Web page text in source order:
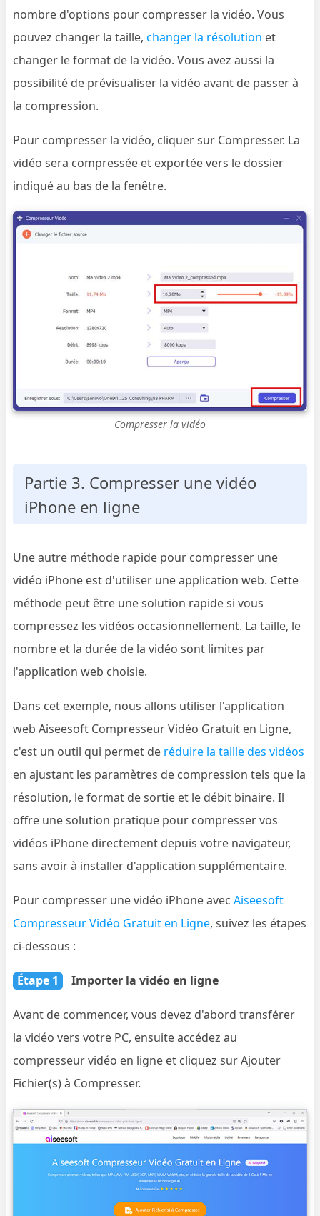
nombre d'options pour compresser la vidéo. Vous
pouvez changer la taille,changer la résolution et
changer le format de la vidéo. Vous avez aussi la
possibilité de prévisualiser la vidéo avant de passer à
la compression.
Pour compresser la vidéo, cliquer sur Compresser. La
vidéo sera compressée et exportée vers le dossier
indiqué au bas de la fenêtre.
Compresser la vidéo
Partie 3. Compresser une vidéo
iPhone en ligne
Une autre méthode rapide pour compresser une
vidéo iPhone est d'utiliser une application web. Cette
méthode peut être une solution rapide si vous
compressez les vidéos occasionnellement. La taille, le
nombre et la durée de la vidéo sont limites par
l'application web choisie.
Dans cet exemple, nous allons utiliser l'application
web Aiseesoft Compresseur Vidéo Gratuit en Ligne,
c'est un outil qui permet de réduire la taille des vidéos
en ajustant les paramètres de compression tels que la
résolution, le format de sortie et le débit binaire. Il
offre une solution pratique pour compresser vos
vidéos iPhone directement depuis votre navigateur,
sans avoir à installer d'application supplémentaire.
Pour compresser une vidéo iPhone avecAiseesoft
Compresseur Vidéo Gratuit en Ligne, suivez les étapes
ci-dessous :
Étape 1 Importer la vidéo en ligne
Avant de commencer, vous devez d'abord transférer
la vidéo vers votre PC, ensuite accédez au
compresseur vidéo en ligne et cliquez sur Ajouter
Fichier(s) à Compresser.